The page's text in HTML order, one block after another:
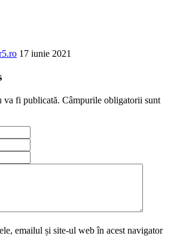
17 iunie 2021
va fi publicată. Câmpurile obligatorii sunt
emailul și site-ul web în acest navigator